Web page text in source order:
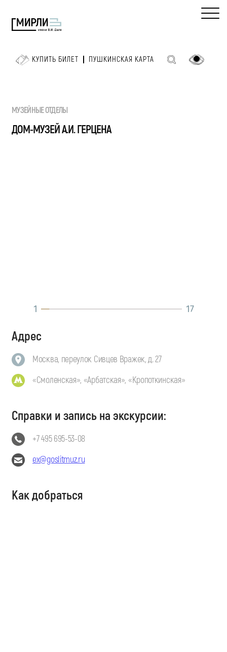
КУПИТЬ БИЛЕТ ПУШКИНСКАЯ КАРТА
МУЗЕЙНЫЕ ОТДЕЛЫ
ДОМ-МУЗЕЙ А.И. ГЕРЦЕНА
1 17
Адрес
Москва, переулок Сивцев Вражек, д. 27
«Смоленская», «Арбатская», «Кропоткинская»
Справки и запись на экскурсии:
+7 495 695-53-08
ex@goslitmuz.ru
Как добраться